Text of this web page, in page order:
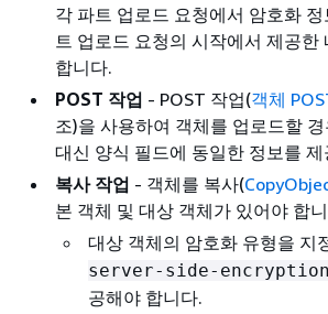
각 파트 업로드 요청에서 암호화
트 업로드 요청의 시작에서 제공한
합니다.
POST 작업 - POST 작업(객체
조)을 사용하여 객체를 업로드할
대신 양식 필드에 동일한 정보를
복사 작업 - 객체를 복사(
본 객체 및 대상 객체가 있어야 합
대상 객체의 암호화 유형을 지
server-side-
공해야 합니다.